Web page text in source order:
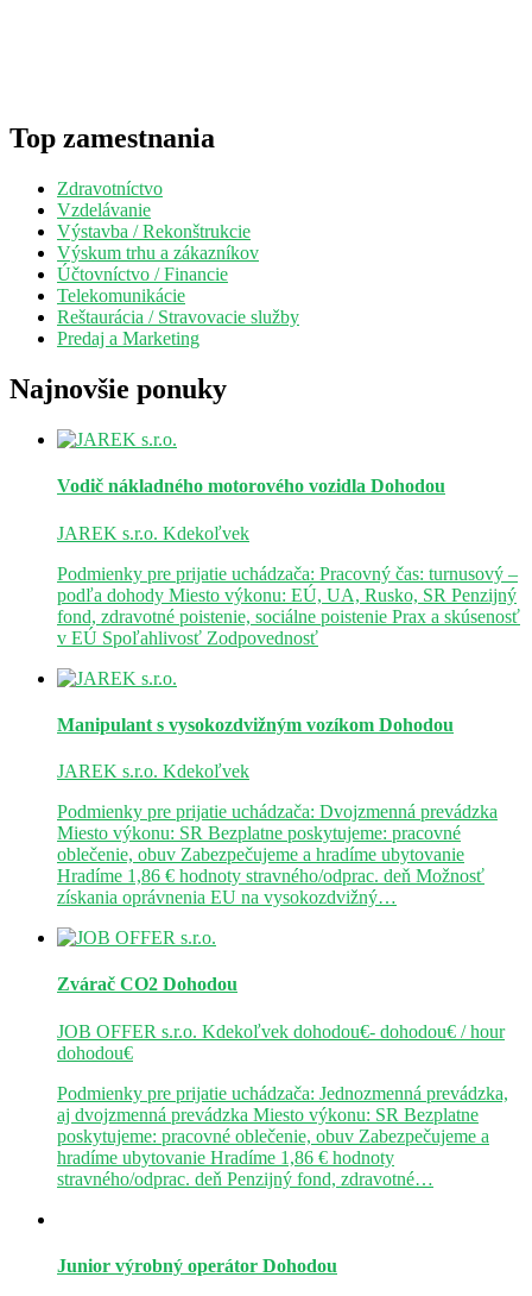
Top zamestnania
Zdravotníctvo
Vzdelávanie
Výstavba / Rekonštrukcie
Výskum trhu a zákazníkov
Účtovníctvo / Financie
Telekomunikácie
Reštaurácia / Stravovacie služby
Predaj a Marketing
Najnovšie ponuky
Vodič nákladného motorového vozidla Dohodou
JAREK s.r.o. Kdekoľvek
Podmienky pre prijatie uchádzača: Pracovný čas: turnusový –
podľa dohody Miesto výkonu: EÚ, UA, Rusko, SR Penzijný
fond, zdravotné poistenie, sociálne poistenie Prax a skúsenosť
v EÚ Spoľahlivosť Zodpovednosť
Manipulant s vysokozdvižným vozíkom Dohodou
JAREK s.r.o. Kdekoľvek
Podmienky pre prijatie uchádzača: Dvojzmenná prevádzka
Miesto výkonu: SR Bezplatne poskytujeme: pracovné
oblečenie, obuv Zabezpečujeme a hradíme ubytovanie
Hradíme 1,86 € hodnoty stravného/odprac. deň Možnosť
získania oprávnenia EU na vysokozdvižný…
Zvárač CO2 Dohodou
JOB OFFER s.r.o. Kdekoľvek dohodou€- dohodou€ / hour
dohodou€
Podmienky pre prijatie uchádzača: Jednozmenná prevádzka,
aj dvojzmenná prevádzka Miesto výkonu: SR Bezplatne
poskytujeme: pracovné oblečenie, obuv Zabezpečujeme a
hradíme ubytovanie Hradíme 1,86 € hodnoty
stravného/odprac. deň Penzijný fond, zdravotné…
Junior výrobný operátor Dohodou